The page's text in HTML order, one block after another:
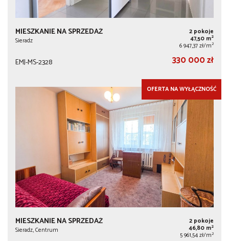
MIESZKANIE NA SPRZEDAŻ
Sieradz
2 pokoje
47,50 m2
6 947,37 zł/m2
EMJ-MS-2328 330 000 zł
OFERTA NA WYŁĄCZNOŚĆ
MIESZKANIE NA SPRZEDAŻ
Sieradz, Centrum
2 pokoje
46,80 m2
5 961,54 zł/m2